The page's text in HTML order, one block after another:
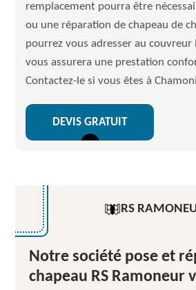
remplacement pourra être
ou une réparation de chapeau de
pourrez vous adresser au couvreur
vous assurera une prestation
Contactez-le si vous êtes à
DEVIS GRATUIT
RS
Notre société pose et
chapeau RS Ramoneur